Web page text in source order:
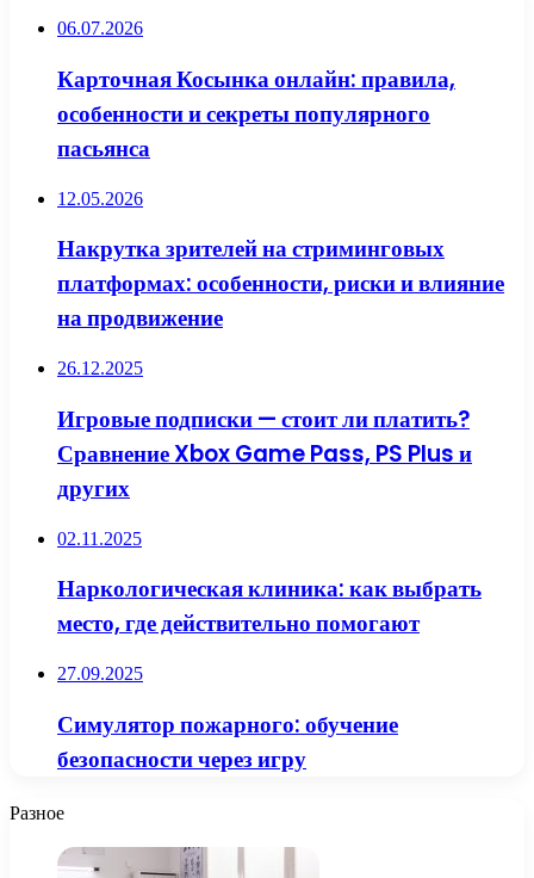
06.07.2026
Карточная Косынка онлайн: правила,
особенности и секреты популярного
пасьянса
12.05.2026
Накрутка зрителей на стриминговых
платформах: особенности, риски и влияние
на продвижение
26.12.2025
Игровые подписки — стоит ли платить?
Сравнение Xbox Game Pass, PS Plus и
других
02.11.2025
Наркологическая клиника: как выбрать
место, где действительно помогают
27.09.2025
Симулятор пожарного: обучение
безопасности через игру
Разное